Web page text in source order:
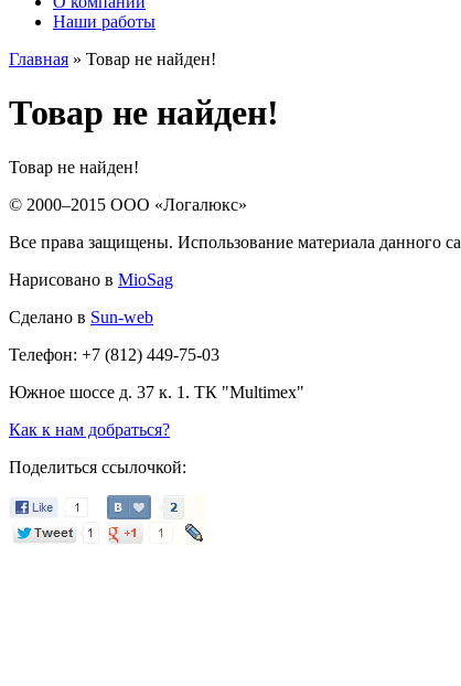
Наши работы
Главная » Товар не найден!
Товар не найден!
Товар не найден!
© 2000–2015 ООО «Логалюкс»
Все права защищены. Использование материала данного
Нарисовано в MioSag
Сделано в Sun-web
Телефон: +7 (812) 449-75-03
Южное шоссе д. 37 к. 1. ТК "Multimex"
Как к нам добраться?
Поделиться ссылочкой: